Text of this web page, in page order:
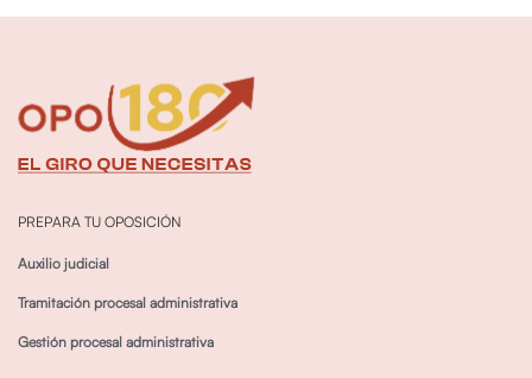
PREPARA TU OPOSICIÓN
Auxilio judicial
Tramitación procesal administrativa
Gestión procesal administrativa